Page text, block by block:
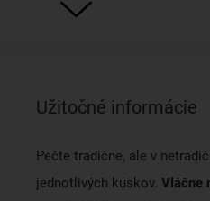
Užitočné informácie
Pečte tradične, ale v
jednotlivých kúskov. Vláčne